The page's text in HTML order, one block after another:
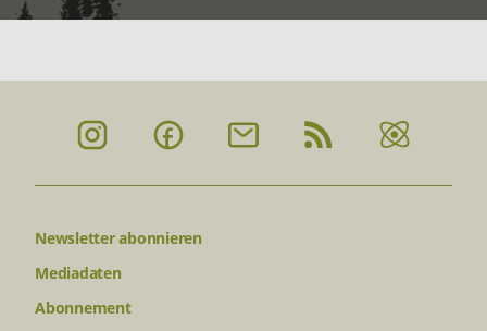
Newsletter abonnieren
Mediadaten
Abonnement